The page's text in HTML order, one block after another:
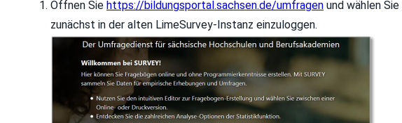
Öffnen Sie https://bildungsportal.sachsen.de/umfragen und wählen Sie
zunächst in der alten LimeSurvey-Instanz einzuloggen.